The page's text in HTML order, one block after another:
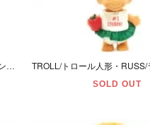
TROLL/トロール人形・RUSS/ラス 「ピンク/Ｍ/和服・着物」
SOLD OUT